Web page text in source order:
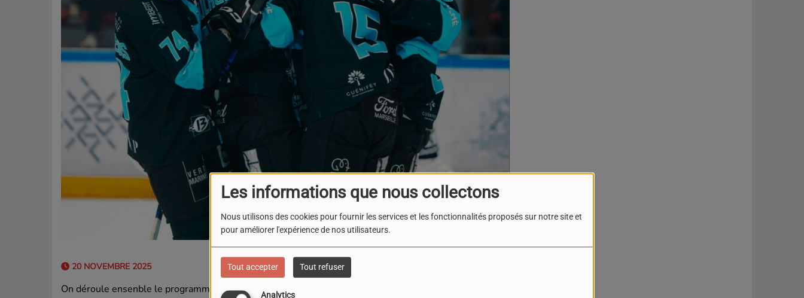
Les informations que nous collectons
Nous utilisons des cookies pour fournir les services et les fonctionnalités proposés sur notre site et
pour améliorer l'expérience de nos utilisateurs.
Tout accepter Tout refuser
Analytics
20 NOVEMBRE 2025
On déroule ensenble le programme sportif en région PACA